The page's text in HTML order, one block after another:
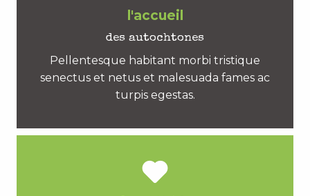
l'accueil
des autochtones
Pellentesque habitant morbi tristique
senectus et netus et malesuada fames ac
turpis egestas.